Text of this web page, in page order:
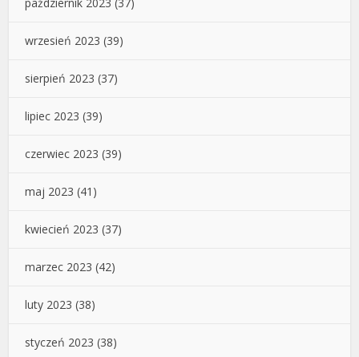
październik 2023 (37)
wrzesień 2023 (39)
sierpień 2023 (37)
lipiec 2023 (39)
czerwiec 2023 (39)
maj 2023 (41)
kwiecień 2023 (37)
marzec 2023 (42)
luty 2023 (38)
styczeń 2023 (38)